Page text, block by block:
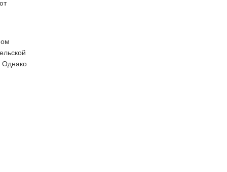
Однако